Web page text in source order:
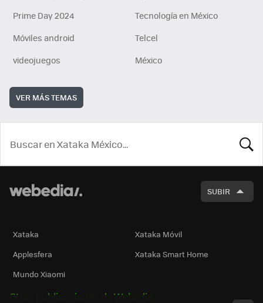
Prime Day 2024
Tecnología en México
Móviles android
Telcel
videojuegos
México
VER MÁS TEMAS
SUBIR
Xataka
Xataka Móvil
Applesfera
Xataka Smart Home
Mundo Xiaomi
Otras publicaciones de Webedia